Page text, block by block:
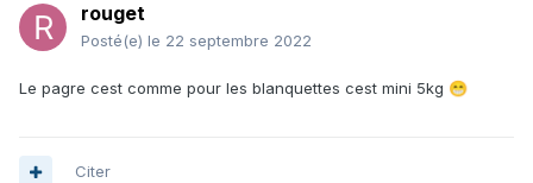
rouget
Posté(e) le 22 septembre 2022
Le pagre cest comme pour les blanquettes cest mini 5kg 😁
Citer